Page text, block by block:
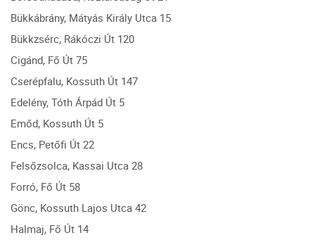
Bükkábrány, Mátyás Király Utca 15
Bükkzsérc, Rákóczi Út 120
Cigánd, Fő Út 75
Cserépfalu, Kossuth Út 147
Edelény, Tóth Árpád Út 5
Emőd, Kossuth Út 5
Encs, Petőfi Út 22
Felsőzsolca, Kassai Utca 28
Forró, Fő Út 58
Gönc, Kossuth Lajos Utca 42
Halmaj, Fő Út 14